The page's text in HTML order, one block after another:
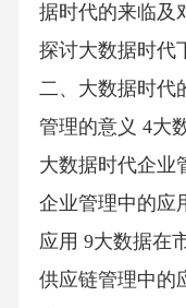
据时代的来临及
探讨大数据时代
二、大数据时代
管理的意义 4大
大数据时代企业
企业管理中的应
应用 9大数据在
供应链管理中的